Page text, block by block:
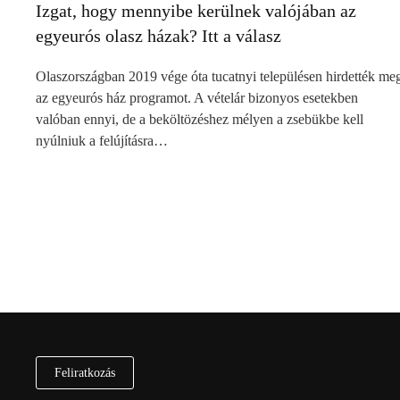
Izgat, hogy mennyibe kerülnek valójában az
egyeurós olasz házak? Itt a válasz
Olaszországban 2019 vége óta tucatnyi településen hirdették
az egyeurós ház programot. A vételár bizonyos esetekben
valóban ennyi, de a beköltözéshez mélyen a zsebükbe kell
nyúlniuk a felújításra…
Feliratkozás